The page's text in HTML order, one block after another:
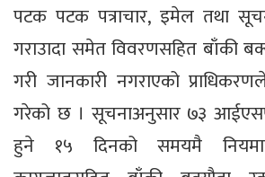
पटक पटक पत्राचार, इमेल तथा
गराउादा समेत विवरणसहित बाँकी
गरी जानकारी नगराएको
गरेको छ । सूचनाअनुसार ७३
हुने १५ दिनको समयमै